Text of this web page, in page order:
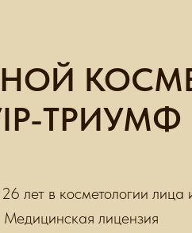
ТРИУМФ
лет в косметологии лица
Медицинская лицензия